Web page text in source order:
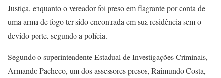
Justiça, enquanto o vereador foi preso em flagrante por conta de
uma arma de fogo ter sido encontrada em sua residência sem o
devido porte, segundo a polícia.
Segundo o superintendente Estadual de Investigações Criminais,
Armando Pacheco, um dos assessores presos, Raimundo Costa,